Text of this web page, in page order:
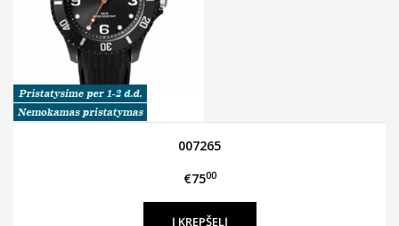
007265
€7500